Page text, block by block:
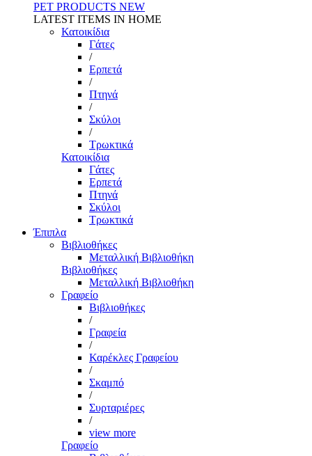
PET PRODUCTS NEW
LATEST ITEMS IN HOME
Κατοικίδια
Γάτες
/
Ερπετά
/
Πτηνά
/
Σκύλοι
/
Τρωκτικά
Κατοικίδια
Γάτες
Ερπετά
Πτηνά
Σκύλοι
Τρωκτικά
Έπιπλα
Βιβλιοθήκες
Μεταλλική Βιβλιοθήκη
Βιβλιοθήκες
Μεταλλική Βιβλιοθήκη
Γραφείο
Βιβλιοθήκες
/
Γραφεία
/
Καρέκλες Γραφείου
/
Σκαμπό
/
Συρταριέρες
/
view more
Γραφείο